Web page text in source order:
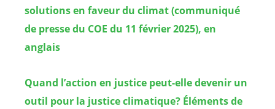
solutions en faveur du climat (communiqué
de presse du COE du 11 février 2025), en
anglais
Quand l’action en justice peut-elle devenir un
outil pour la justice climatique? Éléments de